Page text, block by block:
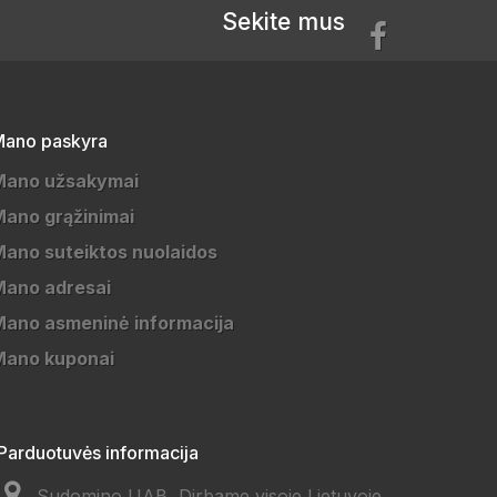
Sekite mus
paskyra
užsakymai
grąžinimai
suteiktos nuolaidos
adresai
asmeninė informacija
kuponai
informacija